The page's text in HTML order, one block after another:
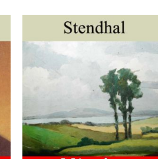
AJOUTER AU PANIER
/
DÉTAILS